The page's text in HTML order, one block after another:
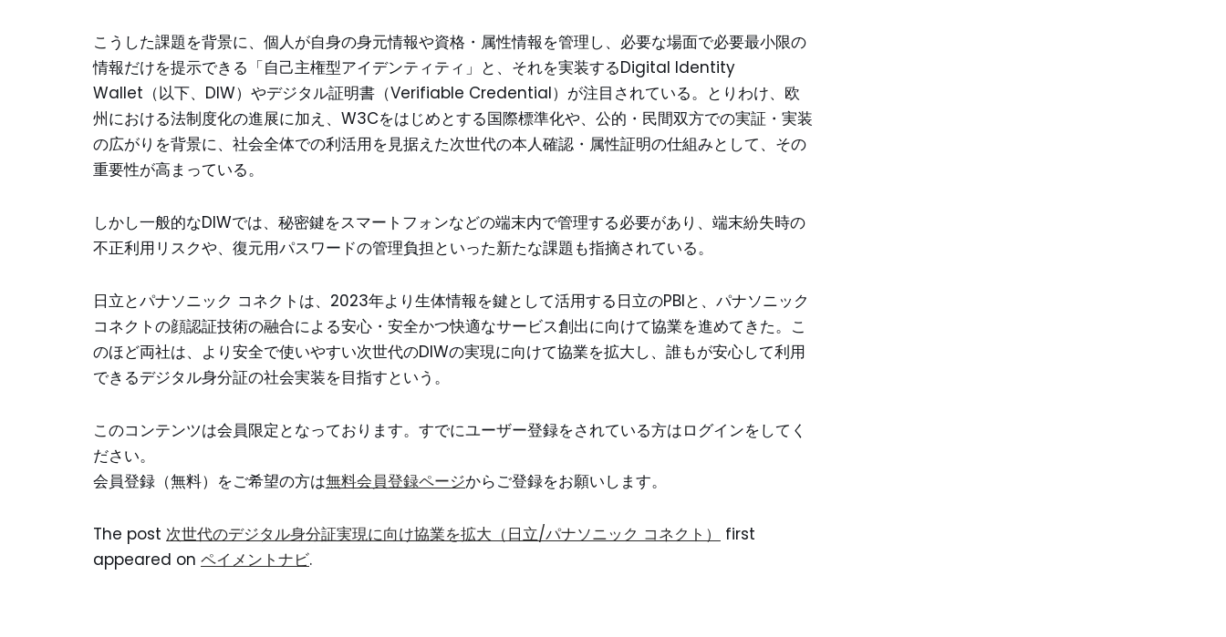
こうした課題を背景に、個人が自身の身元情報や資格・属性情報を管理し、必要な場面で必要最小限の
情報だけを提示できる「自己主権型アイデンティティ」と、それを実装するDigital Identity
Wallet（以下、DIW）やデジタル証明書（Verifiable Credential）が注目されている。とりわけ、欧
州における法制度化の進展に加え、W3Cをはじめとする国際標準化や、公的・民間双方での実証・実装
の広がりを背景に、社会全体での利活用を見据えた次世代の本人確認・属性証明の仕組みとして、その
重要性が高まっている。
しかし一般的なDIWでは、秘密鍵をスマートフォンなどの端末内で管理する必要があり、端末紛失時の
不正利用リスクや、復元用パスワードの管理負担といった新たな課題も指摘されている。
日立とパナソニック コネクトは、2023年より生体情報を鍵として活用する日立のPBIと、パナソニック
コネクトの顔認証技術の融合による安心・安全かつ快適なサービス創出に向けて協業を進めてきた。こ
のほど両社は、より安全で使いやすい次世代のDIWの実現に向けて協業を拡大し、誰もが安心して利用
できるデジタル身分証の社会実装を目指すという。
このコンテンツは会員限定となっております。すでにユーザー登録をされている方はログインをしてく
ださい。
会員登録（無料）をご希望の方は無料会員登録ページからご登録をお願いします。
The post 次世代のデジタル身分証実現に向け協業を拡大（日立/パナソニック コネクト）
first
appeared on ペイメントナビ.